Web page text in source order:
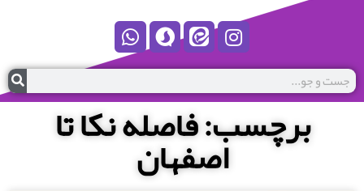
برچسب: فاصله نکا تا
اصفهان